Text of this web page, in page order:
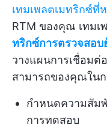
เทมเพลตเมทริกซ์ที่
RTM ของคุณ เทมเ
ทริกซ์การตรวจสอ
วางแผนการเชื่อมต่
สามารถของคุณในก
กำหนดความสัม
การทดสอบ